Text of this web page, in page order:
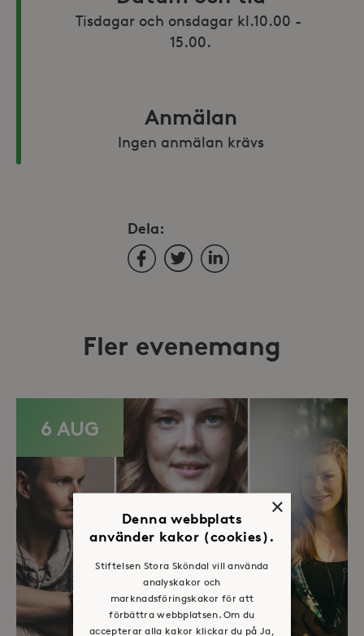
Tisdagar och onsdagar kl.10.00 -
15.00.
Anmälan
Ingen anmälan krävs
Dela:
FacebookTwitterLinkedIn
Fler evenemang
6 AUG
×
Denna webbplats
använder kakor (cookies).
Stiftelsen Stora Sköndal vill använda
analyskakor och
marknadsföringskakor för att
förbättra webbplatsen. Om du
accepterar alla kakor klickar du på Ja,